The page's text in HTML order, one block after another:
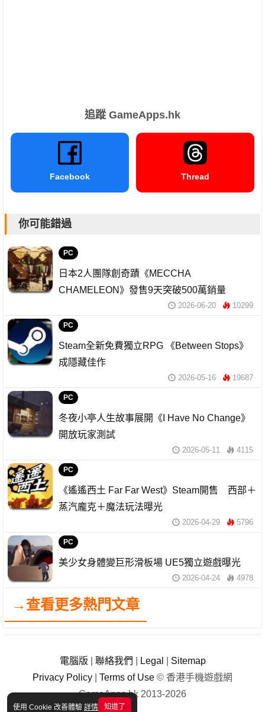
使用 Cookie 改善體驗 詳情 知道了
追蹤 GameApps.hk
Facebook Thread
你可能錯過
PC
日本2人團隊創奇蹟《MECCHA
CHAMELEON》發售9天突破500萬銷量
2026-06-20 10299
PC
Steam全新免費獨立RPG 《Between Stops》
成隱藏佳作
2026-05-16 19687
PC
冬夜小亭人生故事展開《I Have No Change》
開放玩家測試
2026-05-11 4115
PC
《遙遙西土 Far Far West》Steam開售 西部＋
蒸汽龐克＋魔法玩法曝光
2026-04-29 5796
PC
美少女身體變巨形滑板場 UE5獨立遊戲曝光
2026-04-24 4978
→查看更多熱門文章
電腦版 聯絡我們 Legal
Sitemap
Privacy Policy
Terms of Use © 香港手機遊戲網
GameApps.hk 2013-2026